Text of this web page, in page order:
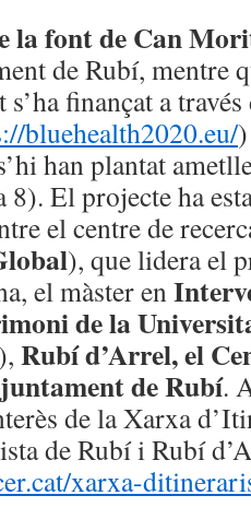
la font de Can
de Rubí, mentre
finançat a
bluehealth2020.eu/
han plantat
El projecte ha
el centre de
), que lidera el
el màster en
de la
Rubí d’Arrel, el
de Rubí.
de la Xarxa
de Rubí i Rubí
xarxa-